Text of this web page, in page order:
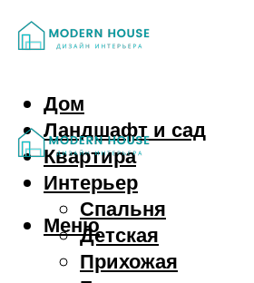
Дом
Ландшафт и сад
Квартира
Интерьер
Спальня
Детская
Прихожая
Меню